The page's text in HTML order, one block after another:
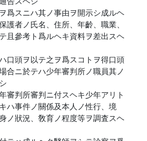
爲スニハ其ノ事由ヲ開示シ成ルヘ
護者ノ氏名、住所、年齡、職業、
且參考ト爲ルヘキ資料ヲ差出スヘ
口頭ヲ以テ之ヲ爲スコトヲ得口頭
合ニ於テハ少年審判所ノ職員其ノ
審判所審判ニ付スヘキ少年アリト
ハ事件ノ關係及本人ノ性行、境
ノ狀況、敎育ノ程度等ヲ調査スヘ